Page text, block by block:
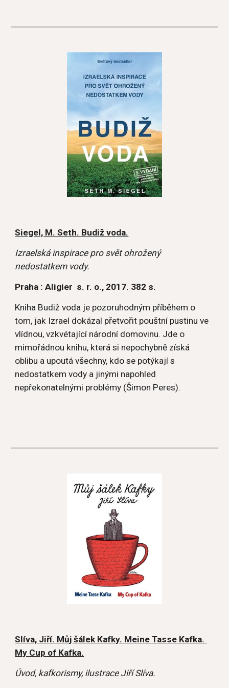
Siegel, M. Seth. Budiž voda.
Izraelská inspirace pro svět ohrožený
nedostatkem vody.
Praha : Aligier  s. r. o., 2017. 382 s.
Kniha Budiž voda je pozoruhodným příběhem o
tom, jak Izrael dokázal přetvořit pouštní pustinu ve
vlídnou, vzkvétající národní domovinu. Jde o
mimořádnou knihu, která si nepochybně získá
oblibu a upoutá všechny, kdo se potýkají s
nedostatkem vody a jinými napohled
nepřekonatelnými problémy (Šimon Peres).
Slíva, Jiří. Můj šálek Kafky. Meine Tasse Kafka.
My Cup of Kafka.
Úvod, kafkorismy, ilustrace Jiří Slíva.